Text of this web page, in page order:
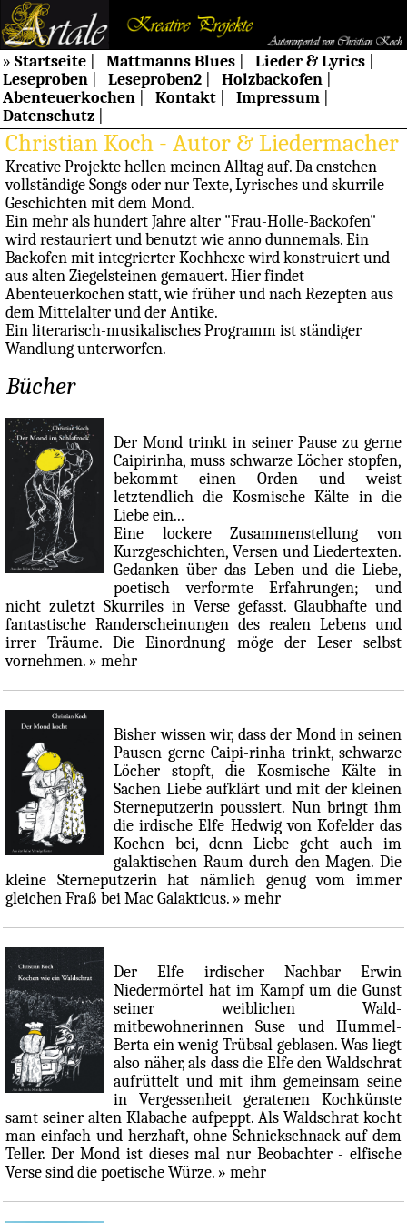
» Startseite Mattmanns Blues Lieder & Lyrics
Leseproben
Leseproben2 Holzbackofen
Abenteuerkochen
Kontakt Impressum
Datenschutz
Christian Koch - Autor & Liedermacher
Kreative Projekte hellen meinen Alltag auf. Da enstehen
vollständige Songs oder nur Texte, Lyrisches und skurrile
Geschichten mit dem Mond.
Ein mehr als hundert Jahre alter "Frau-Holle-Backofen"
wird restauriert und benutzt wie anno dunnemals. Ein
Backofen mit integrierter Kochhexe wird konstruiert und
aus alten Ziegelsteinen gemauert. Hier findet
Abenteuerkochen statt, wie früher und nach Rezepten aus
dem Mittelalter und der Antike.
Ein literarisch-musikalisches Programm ist ständiger
Wandlung unterworfen.
Bücher
Der Mond trinkt in seiner Pause zu gerne
Caipirinha, muss schwarze Löcher stopfen,
bekommt einen Orden und weist
letztendlich die Kosmische Kälte in die
Liebe ein...
Eine lockere Zusammenstellung von
Kurzgeschichten, Versen und Liedertexten.
Gedanken über das Leben und die Liebe,
poetisch verformte Erfahrungen; und
nicht zuletzt Skurriles in Verse gefasst. Glaubhafte und
fantastische Randerscheinungen des realen Lebens und
irrer Träume. Die Einordnung möge der Leser selbst
vornehmen. » mehr
Bisher wissen wir, dass der Mond in seinen
Pausen gerne Caipi-rinha trinkt, schwarze
Löcher stopft, die Kosmische Kälte in
Sachen Liebe aufklärt und mit der kleinen
Sterneputzerin poussiert. Nun bringt ihm
die irdische Elfe Hedwig von Kofelder das
Kochen bei, denn Liebe geht auch im
galaktischen Raum durch den Magen. Die
kleine Sterneputzerin hat nämlich genug vom immer
gleichen Fraß bei Mac Galakticus. » mehr
Der Elfe irdischer Nachbar Erwin
Niedermörtel hat im Kampf um die Gunst
seiner weiblichen Wald-
mitbewohnerinnen Suse und Hummel-
Berta ein wenig Trübsal geblasen. Was liegt
also näher, als dass die Elfe den Waldschrat
aufrüttelt und mit ihm gemeinsam seine
in Vergessenheit geratenen Kochkünste
samt seiner alten Klabache aufpeppt. Als Waldschrat kocht
man einfach und herzhaft, ohne Schnickschnack auf dem
Teller. Der Mond ist dieses mal nur Beobachter - elfische
Verse sind die poetische Würze. » mehr